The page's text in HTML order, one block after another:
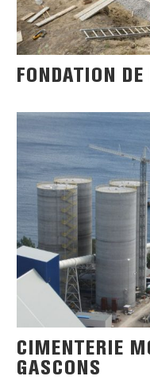
FONDATION
CIMENTERIE
GASCONS